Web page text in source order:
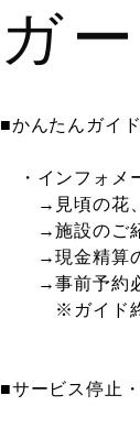
ガ
■かんたんガ
・インフォメ
→見頃の花
→施設のご紹
→現金精算
→事前予約
※ガイド終了
■サービス停止